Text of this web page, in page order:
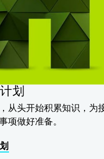
划
从头开始积累知识，为
项做好准备。